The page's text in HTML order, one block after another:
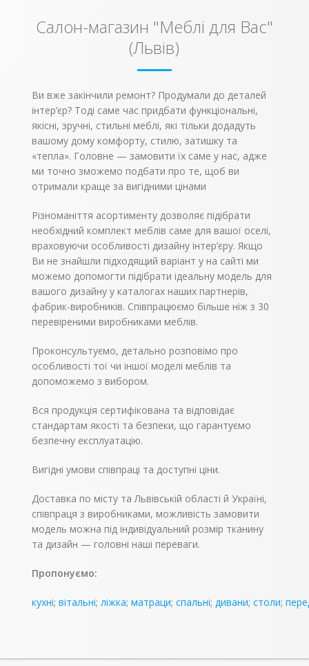
комплектацію – 160 х
200 см.
Салон-магазин "Меблі для Вас"
(Львів)
Ви вже закінчили ремонт? Продумали до деталей
інтер’єр? Тоді саме час придбати функціональні,
якісні, зручні, стильні меблі, які тільки додадуть
вашому дому комфорту, стилю, затишку та
«тепла». Головне — замовити їх саме у нас, адже
ми точно зможемо подбати про те, щоб ви
отримали краще за вигідними цінами
Різноманіття асортименту дозволяє підібрати
необхідний комплект меблів саме для вашої оселі,
враховуючи особливості дизайну інтер’єру. Якщо
Ви не знайшли підходящий варіант у на сайті ми
можемо допомогти підібрати ідеальну модель для
вашого дизайну у каталогах наших партнерів,
фабрик-виробників. Співпрацюємо більше ніж з 30
перевіреними виробниками меблів.
Проконсультуємо, детально розповімо про
особливості тої чи іншої моделі меблів та
допоможемо з вибором.
Вся продукція сертифікована та відповідає
стандартам якості та безпеки, що гарантуємо
безпечну експлуатацію.
Вигідні умови співпраці та доступні ціни.
Доставка по місту та Львівській області й Україні,
співпраця з виробниками, можливість замовити
модель можна під індивідуальний розмір тканину
та дизайн — головні наші переваги.
Пропонуємо:
кухні;вітальні;ліжка;матраци;спальні;дивани;столи;